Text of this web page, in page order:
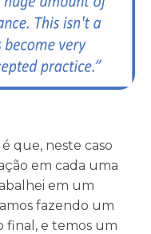
que, neste caso
em cada uma
em um
fazendo um
final, e temos um